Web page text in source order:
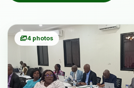
4 photos